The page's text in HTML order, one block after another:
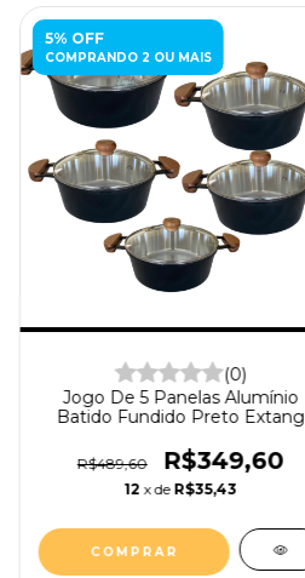
5% OFF
COMPRANDO 2 OU MAIS
(0)
Jogo De 5 Panelas Alumínio
Batido Fundido Preto Extang
R$489,60 R$349,60
12 x de R$35,43